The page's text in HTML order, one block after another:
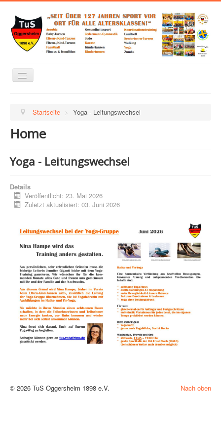
Navigation
Über uns
Abteilungen
Trainingsplan
Kontakt
Impressum
Startseite > Yoga - Leitungswechsel
Home
Yoga - Leitungswechsel
Details
Veröffentlicht: 23. Mai 2026
Zuletzt aktualisiert: 03. Juni 2026
Nach oben
© 2026 TuS Oggersheim 1898 e.V.